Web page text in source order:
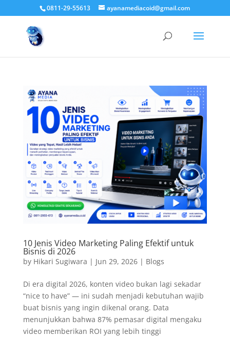
0811-29-55613 ayanamediacoid@gmail.com
10 Jenis Video Marketing Paling Efektif untuk
Bisnis di 2026
by Hikari Sugiwara | Jun 29, 2026| Blogs
Di era digital 2026, konten video bukan lagi sekadar
“nice to have” — ini sudah menjadi kebutuhan wajib
buat bisnis yang ingin dikenal orang. Data
menunjukkan bahwa 87% pemasar digital mengaku
video memberikan ROI yang lebih tinggi